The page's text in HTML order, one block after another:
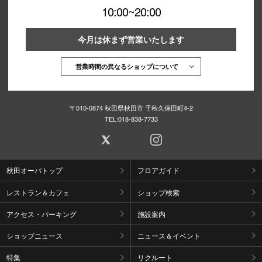
10:00~20:00
今月は休まず営業いたします
営業時間の異なるショップについて
〒010-0874 秋田県秋田市 千秋久保田町4-2
TEL:018-838-7733
秋田オーパトップ フロアガイド
レストラン＆カフェ ショップ検索
アクセス・パーキング 施設案内
ショップニュース ニュース＆イベント
特集 リクルート